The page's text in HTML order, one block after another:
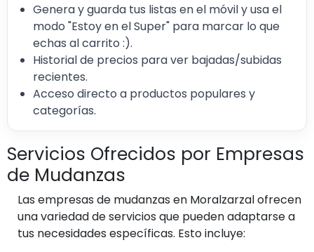
Genera y guarda tus listas en el móvil y usa el
modo "Estoy en el Super" para marcar lo que
echas al carrito :).
Historial de precios para ver bajadas/subidas
recientes.
Acceso directo a productos populares y
categorías.
Servicios Ofrecidos por Empresas
de Mudanzas
Las empresas de mudanzas en Moralzarzal ofrecen
una variedad de servicios que pueden adaptarse a
tus necesidades específicas. Esto incluye: